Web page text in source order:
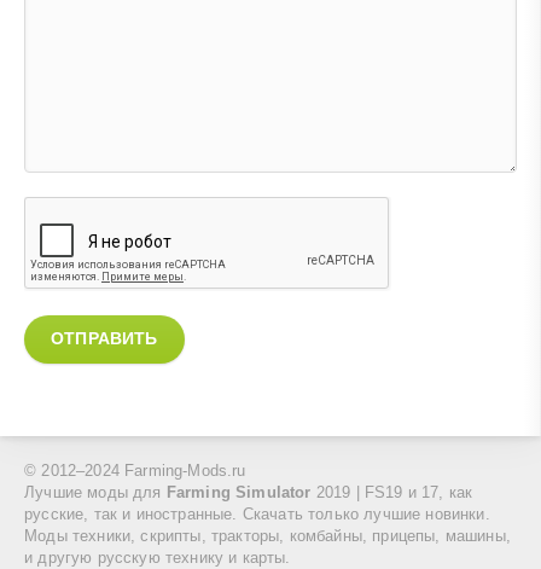
ОТПРАВИТЬ
© 2012–2024 Farming-Mods.ru
Лучшие моды для
Farming Simulator 2019 | FS19 и 17, как
русские, так и иностранные. Скачать только лучшие новинки.
Моды техники, скрипты, тракторы, комбайны, прицепы, машины,
и другую русскую технику и карты.